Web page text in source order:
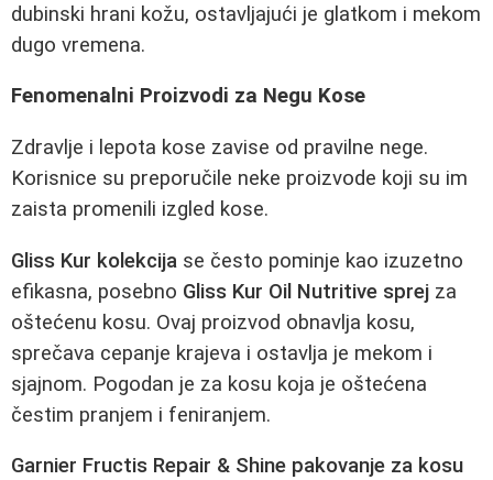
dubinski hrani kožu, ostavljajući je glatkom i mekom
dugo vremena.
Fenomenalni Proizvodi za Negu Kose
Zdravlje i lepota kose zavise od pravilne nege.
Korisnice su preporučile neke proizvode koji su im
zaista promenili izgled kose.
Gliss Kur kolekcija se često pominje kao izuzetno
efikasna, posebno Gliss Kur Oil Nutritive sprej za
oštećenu kosu. Ovaj proizvod obnavlja kosu,
sprečava cepanje krajeva i ostavlja je mekom i
sjajnom. Pogodan je za kosu koja je oštećena
čestim pranjem i feniranjem.
Garnier Fructis Repair & Shine pakovanje za kosu